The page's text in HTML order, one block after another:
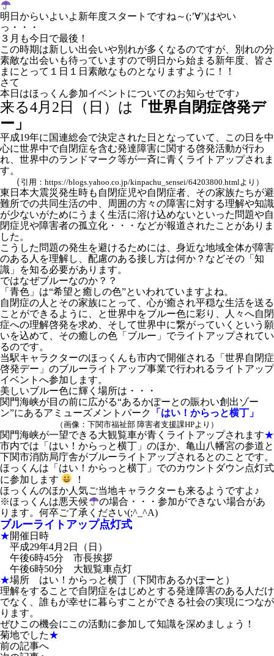
明日からいよいよ新年度スタートですね～(;’∀’)はやい
っ・・・
３月も今日で最後！
この時期は新しい出会いや別れが多くなるのですが、別れの分
素敵な出会いも待っていますので明日から始まる新年度、皆さ
まにとって１日１日素敵なものとなりますように！！
さて
本日はほっくん参加イベントについてのお知らせです♪
来る4月2日（日）は
「世界自閉症啓発デ
ー」
平成19年に国連総会で決定された日となっていて、この日を中
心に世界中で自閉症を含む発達障害に関する啓発活動が行わ
れ、世界中のランドマーク等が一斉に青くライトアップされま
す。
（ 引用：https://blogs.yahoo.co.jp/kinpachu_sensei/64203800.htmlより）
東日本大震災発生時も自閉症児や自閉症者、その家族たちが避
難所での共同生活の中、周囲の方々の障害に対する理解や知識
が少ないがためにうまく生活に溶け込めないといった問題や自
閉症児や障害者の孤立化・・・などが報道されたことがありま
した。
こうした問題の発生を避けるためには、身近な地域全体が障害
のある人を理解し、配慮のある接し方は何か？などその「知
識」を知る必要があります。
ではなぜブルーなのか？？
「青色」は“希望と癒しの色”といわれていますよね。
自閉症の人とその家族にとって、心が癒され平穏な生活を送る
ことができるように、と世界中をブルー色に彩り、人々へ自閉
症への理解啓発を求め、そして世界中に繋がっていくという願
いを込めて、その癒しの色「ブルー」でライトアップされてい
るのです。
当駅キャラクターのほっくんも市内で開催される「世界自閉症
啓発デー」のブルーライトアップ事業で行われるライトアップ
イベントへ参加します。
美しいブルー色に輝く場所は・・・
関門海峡が目の前に広がる“あるかぽーとの賑わい創出ゾー
ン”にあるアミューズメントパーク
「はい！からっと横丁」
（画像：下関市福祉部 障害者支援課HPより）
関門海峡が一望できる大観覧車が青くライトアップされます★
市内では「はい！からっと横丁」のほか、亀山八幡宮の参道と
下関市消防局庁舎がブルーライトアップされるとのことです。
ほっくんは「はい！からっと横丁」でのカウントダウン点灯式
に参加します
！
ほっくんのほか人気ご当地キャラクターも来るようですよ♪
※ほっくんは悪天候
の場合・・・参加ができない場合があ
ります。何卒ご了承ください(;^_^A)
ブルーライトアップ点灯式
★開催日時
平成29年4月2日（日）
午後6時45分 市長挨拶
午後6時50分 大観覧車点灯
★場所 はい！からっと横丁（下関市あるかぽーと）
理解をすることで自閉症をはじめとする発達障害のある人だけ
でなく、誰もが幸せに暮らすことができる社会の実現につなが
ります。
ぜひこの機会にこの活動に参加して知識を深めましょう！
菊地でした★
前の記事へ